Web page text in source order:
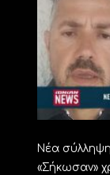
Νέα σύλληψη
«Σήκωσαν»